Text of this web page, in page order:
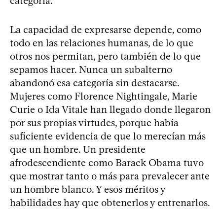
La capacidad de expresarse depende, como
todo en las relaciones humanas, de lo que
otros nos permitan, pero también de lo que
sepamos hacer. Nunca un subalterno
abandonó esa categoría sin destacarse.
Mujeres como Florence Nightingale, Marie
Curie o Ida Vitale han llegado donde llegaron
por sus propias virtudes, porque había
suficiente evidencia de que lo merecían más
que un hombre. Un presidente
afrodescendiente como Barack Obama tuvo
que mostrar tanto o más para prevalecer ante
un hombre blanco. Y esos méritos y
habilidades hay que obtenerlos y entrenarlos.